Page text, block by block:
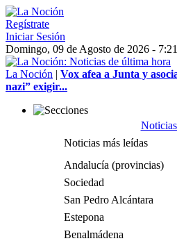
Regístrate
Iniciar Sesión
Domingo, 09 de Agosto de 2026 -
La Noción | Vox afea a Junta y
nazi” exigir...
Noticias más leídas
Andalucía (provincias)
Sociedad
San Pedro Alcántara
Estepona
Benalmádena